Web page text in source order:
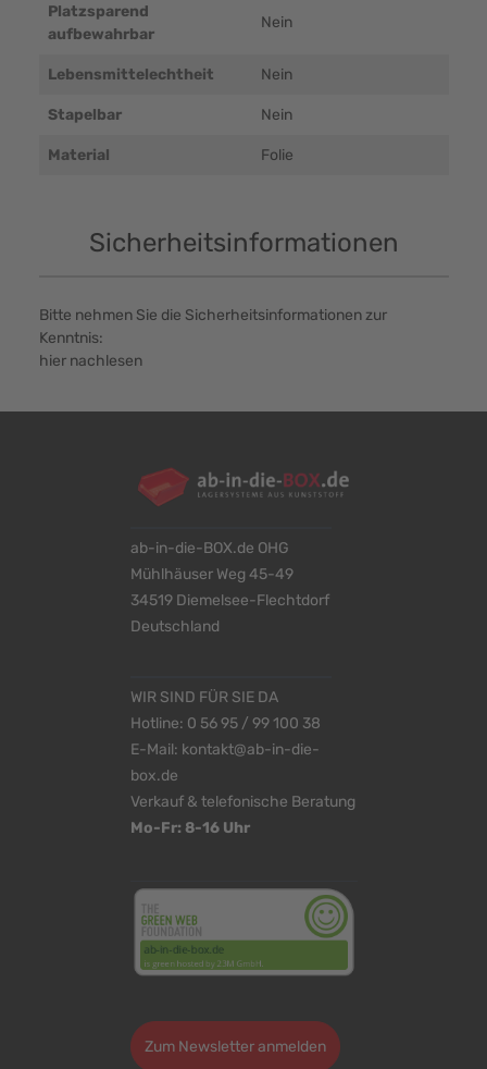
Platzsparend
aufbewahrbar
Nein
Lebensmittelechtheit Nein
Stapelbar Nein
Material Folie
Sicherheitsinformationen
Bitte nehmen Sie die Sicherheitsinformationen zur
Kenntnis:
hier nachlesen
ab-in-die-BOX.de OHG
Mühlhäuser Weg 45-49
34519 Diemelsee-Flechtdorf
Deutschland
WIR SIND FÜR SIE DA
Hotline: 0 56 95 / 99 100 38
E-Mail: kontakt@ab-in-die-
box.de
Verkauf & telefonische Beratung
Mo-Fr: 8-16 Uhr
Zum Newsletter anmelden